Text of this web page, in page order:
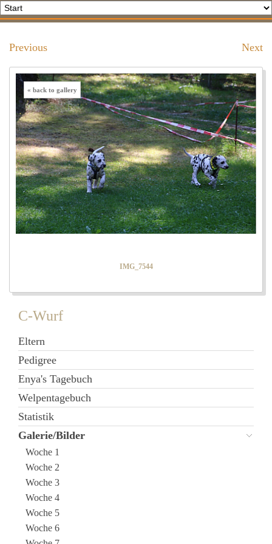
Previous Next
« back to gallery
IMG_7544
C-Wurf
Eltern
Pedigree
Enya's Tagebuch
Welpentagebuch
Statistik
Galerie/Bilder
Woche 1
Woche 2
Woche 3
Woche 4
Woche 5
Woche 6